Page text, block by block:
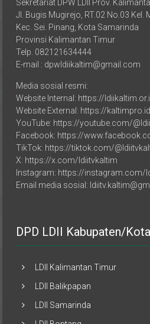
Jl. Bugis Mugirejo, RT.02 No.03 Kel.
Kec. Sei. Pinang, Kota Samarinda
Provinsi Kalimantan Timur
Telp. 082121634444
E-mail : dpwldiikaltim@gmail.com
Website Internal: https://ldiikaltim.or.id
Website External: https://
YouTube: https://youtube.com/
Facebook: https://
TikTok: https://tiktok.com/
X: https://x.com/ldiitvkaltim
Instagram: https://instagram.com/
Email media sosial:
LDII Samarinda